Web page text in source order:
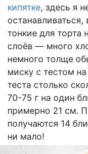
кипятке, здесь я
тонкие для торта
слоёв — много
немного толще
миску с тестом
теста столько
70-75 г на один
примерно 21 см.
получаются 14
ни мало!